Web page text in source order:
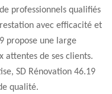
professionnels qualifiés
avec efficacité et
propose une large
attentes de ses clients.
SD Rénovation 46.19
qualité.